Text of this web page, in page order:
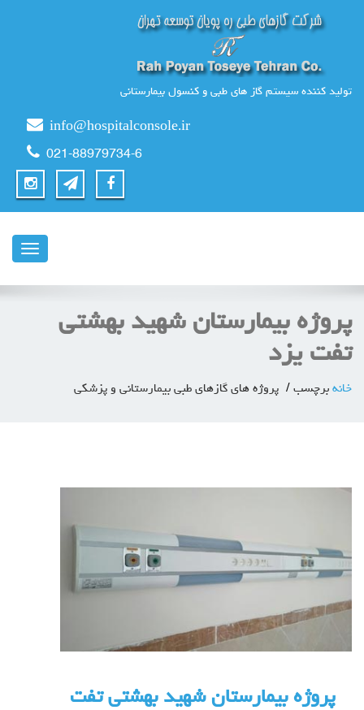
تولید کننده سیستم گاز های طبی و کنسول بیمارستانی
info@hospitalconsole.ir
021-88979734-6
ناوبری
پروژه بیمارستان شهید بهشتی
تفت یزد
خانه برچسب پروژه های گازهای طبی بیمارستانی و پزشکی
پروژه بیمارستان شهید بهشتی تفت